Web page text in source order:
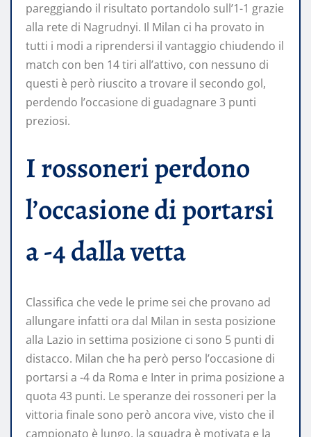
pareggiando il risultato portandolo sull’1-1 grazie
alla rete di Nagrudnyi. Il Milan ci ha provato in
tutti i modi a riprendersi il vantaggio chiudendo il
match con ben 14 tiri all’attivo, con nessuno di
questi è però riuscito a trovare il secondo gol,
perdendo l’occasione di guadagnare 3 punti
preziosi.
I rossoneri perdono
l’occasione di portarsi
a -4 dalla vetta
Classifica che vede le prime sei che provano ad
allungare infatti ora dal Milan in sesta posizione
alla Lazio in settima posizione ci sono 5 punti di
distacco. Milan che ha però perso l’occasione di
portarsi a -4 da Roma e Inter in prima posizione a
quota 43 punti. Le speranze dei rossoneri per la
vittoria finale sono però ancora vive, visto che il
campionato è lungo, la squadra è motivata e la